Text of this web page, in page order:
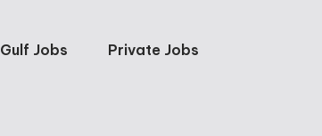
Gulf Jobs Private Jobs